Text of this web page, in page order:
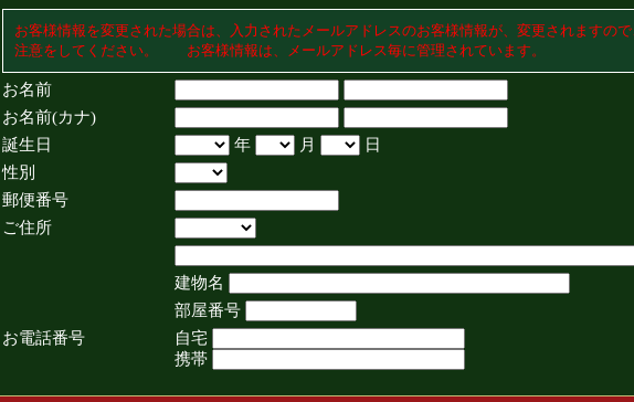
お客様情報を変更された場合は、入力されたメールアドレスのお客様情報が、変更されますので
注意をしてください。 お客様情報は、メールアドレス毎に管理されています。
お名前
お名前(カナ)
誕生日
年 月
日
性別
郵便番号
ご住所
建物名
部屋番号
お電話番号
自宅
携帯